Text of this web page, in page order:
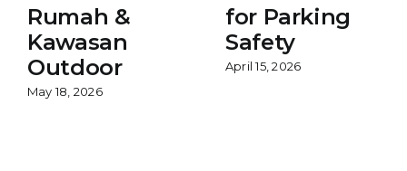
Rumah &
Kawasan
Outdoor
May 18, 2026
for Parking
Safety
April 15, 2026